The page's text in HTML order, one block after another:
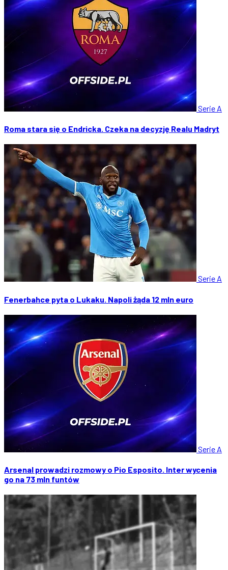
Serie A
Roma stara się o Endricka. Czeka na decyzję Realu Madryt
Serie A
Fenerbahce pyta o Lukaku. Napoli żąda 12 mln euro
Serie A
Arsenal prowadzi rozmowy o Pio Esposito. Inter wycenia
go na 73 mln funtów